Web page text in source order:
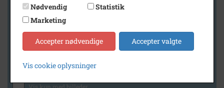
Generelt
Nødvendig
Statistik
Marketing
Accepter nødvendige Accepter valgte
Vis cookie oplysninger